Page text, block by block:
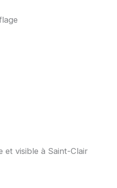
et visible à Saint-Clair